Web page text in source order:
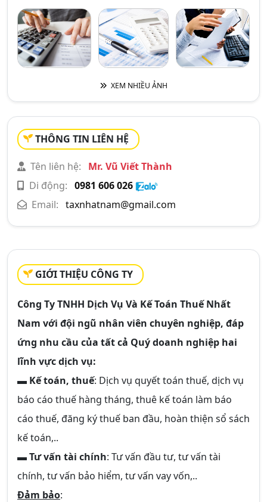
XEM NHIỀU ẢNH
THÔNG TIN LIÊN HỆ
Tên liên hệ:
Mr. Vũ Viết Thành
Di động: 0981 606 026
Email: taxnhatnam@gmail.com
GIỚI THIỆU CÔNG TY
Công Ty TNHH Dịch Vụ Và Kế Toán Thuế Nhất
Nam với đội ngũ nhân viên chuyên nghiệp, đáp
ứng nhu cầu của tất cả Quý doanh nghiệp hai
lĩnh vực dịch vụ:
▬ Kế toán, thuế: Dịch vụ quyết toán thuế, dịch vụ
báo cáo thuế hàng tháng, thuê kế toán làm báo
cáo thuế, đăng ký thuế ban đầu, hoàn thiện sổ sách
kế toán,..
▬Tư vấn tài chính: Tư vấn đầu tư, tư vấn tài
chính, tư vấn bảo hiểm, tư vấn vay vốn,..
Đảm bảo: